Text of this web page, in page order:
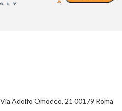
Via Adolfo Omodeo, 21 00179 Roma